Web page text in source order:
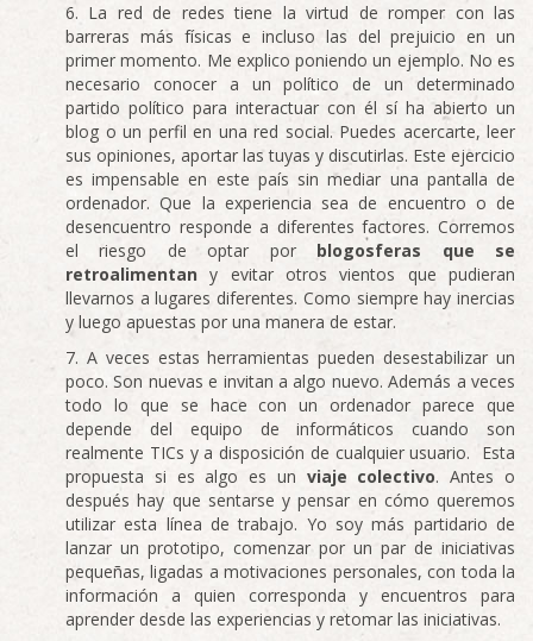
La red de redes tiene la virtud de romper con las
barreras más físicas e incluso las del prejuicio en un
primer momento. Me explico poniendo un ejemplo. No es
necesario conocer a un político de un determinado
partido político para interactuar con él sí ha abierto un
blog o un perfil en una red social. Puedes acercarte, leer
sus opiniones, aportar las tuyas y discutirlas. Este ejercicio
es impensable en este país sin mediar una pantalla de
ordenador. Que la experiencia sea de encuentro o de
desencuentro responde a diferentes factores. Corremos
el riesgo de optar por blogosferas que se
retroalimentan y evitar otros vientos que pudieran
llevarnos a lugares diferentes. Como siempre hay inercias
y luego apuestas por una manera de estar.
A veces estas herramientas pueden desestabilizar un
poco. Son nuevas e invitan a algo nuevo. Además a veces
todo lo que se hace con un ordenador parece que
depende del equipo de informáticos cuando son
realmente TICs y a disposición de cualquier usuario. Esta
propuesta si es algo es un viaje colectivo. Antes o
después hay que sentarse y pensar en cómo queremos
utilizar esta línea de trabajo. Yo soy más partidario de
lanzar un prototipo, comenzar por un par de iniciativas
pequeñas, ligadas a motivaciones personales, con toda la
información a quien corresponda y encuentros para
aprender desde las experiencias y retomar las iniciativas.